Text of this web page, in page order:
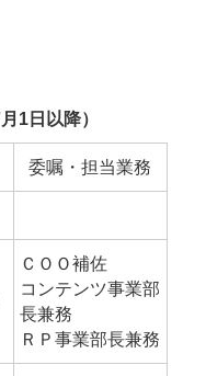
1日以降）
委嘱・担当業務
ＣＯＯ補佐
コンテンツ事業部
長兼務
ＲＰ事業部長兼務